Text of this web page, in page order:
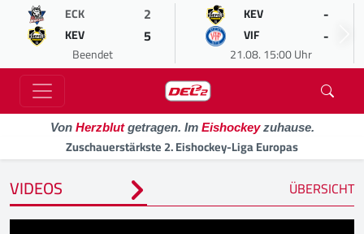
ECK 2
KEV 5
Beendet
KEV -
VIF -
21.08. 15:00 Uhr
Von Herzblutgetragen. Im Eishockeyzuhause.
Zuschauerstärkste 2. Eishockey-Liga Europas
VIDEOS ÜBERSICHT